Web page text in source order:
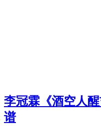
李冠霖《酒空人
谱